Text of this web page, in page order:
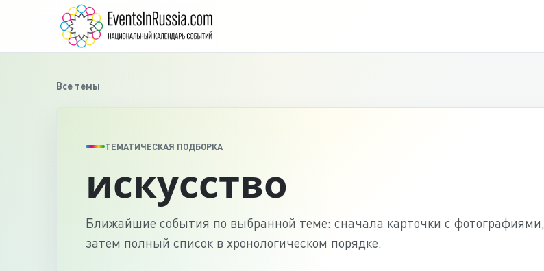
Все темы
ТЕМАТИЧЕСКАЯ ПОДБОРКА
искусство
Ближайшие события по выбранной теме: сначала карточки с фотографиями,
затем полный список в хронологическом порядке.